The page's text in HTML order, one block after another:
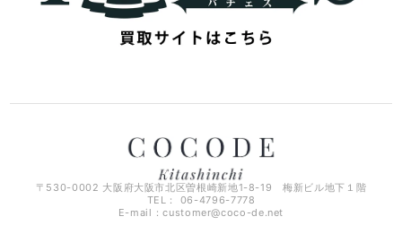
〒530-0002 大阪府大阪市北区曽根崎新地1-8-19 梅新ビル地下１階
TEL： 06-4796-7778
E-mail：customer@coco-de.net